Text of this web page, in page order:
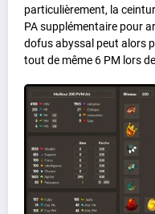
particulièrement, la
PA supplémentaire pour
dofus abyssal peut alors
tout de même 6 PM lors